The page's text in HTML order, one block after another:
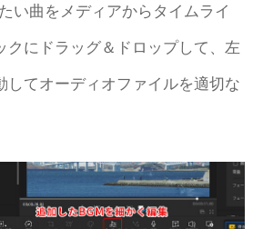
い曲をメディアからタイムライ
クにドラッグ＆ドロップして、左
してオーディオファイルを適切な